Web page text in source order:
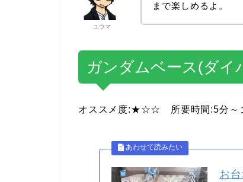
ユウマ
まで楽しめるよ。
ガンダムベース(ダイ
オススメ度:★☆☆ 所要時間:5分～
お